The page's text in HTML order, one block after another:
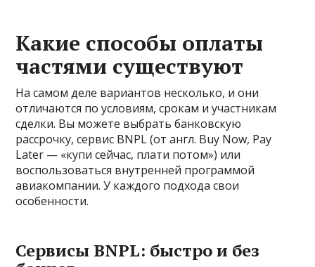
Какие способы оплаты
частями существуют
На самом деле вариантов несколько, и они
отличаются по условиям, срокам и участникам
сделки. Вы можете выбрать банковскую
рассрочку, сервис BNPL (от англ. Buy Now, Pay
Later — «купи сейчас, плати потом») или
воспользоваться внутренней программой
авиакомпании. У каждого подхода свои
особенности.
Сервисы BNPL: быстро и без